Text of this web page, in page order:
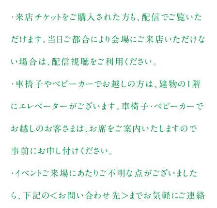
・来店チケットをご購入された方も、配信でご覧いた
だけます。当日ご都合により会場にご来店いただけな
い場合は、配信視聴をご利用ください。
・車椅子やベビーカーでお越しの方は、建物の1階
にエレベーターがございます。車椅子・ベビーカーで
お越しのお客さまは、お席をご案内いたしますので
事前にお申し付けください。
・イベントご来場にあたりご不明な点がございました
ら、下記の＜お問い合わせ先＞までお気軽にご連絡